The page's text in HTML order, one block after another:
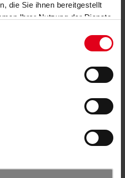
die Sie ihnen bereitgestellt
Ihrer Nutzung der Dienste